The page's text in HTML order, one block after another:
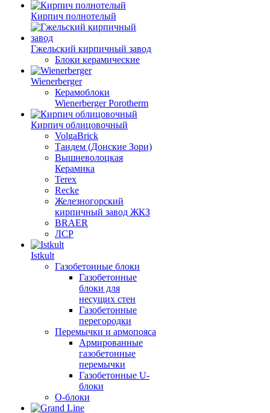
Кирпич полнотелый
Гжельский кирпичный завод
Блоки керамические
Wienerberger
Керамоблоки
Wienerberger Porotherm
Кирпич облицовочный
VolgaBrick
Тандем (Донские Зори)
Вышневолоцкая
Керамика
Terex
Recke
Железногорский
кирпичный завод ЖКЗ
BRAER
ЛСР
Istkult
Газобетонные блоки
Газобетонные
блоки для
несущих стен
Газобетонные
перегородки
Перемычки и армопояса
Армированные
газобетонные
перемычки
Газобетонные U-
блоки
О-блоки